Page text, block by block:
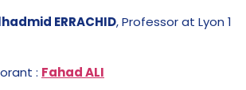
ERRACHID, Professor at Lyon 1
: Fahad ALI